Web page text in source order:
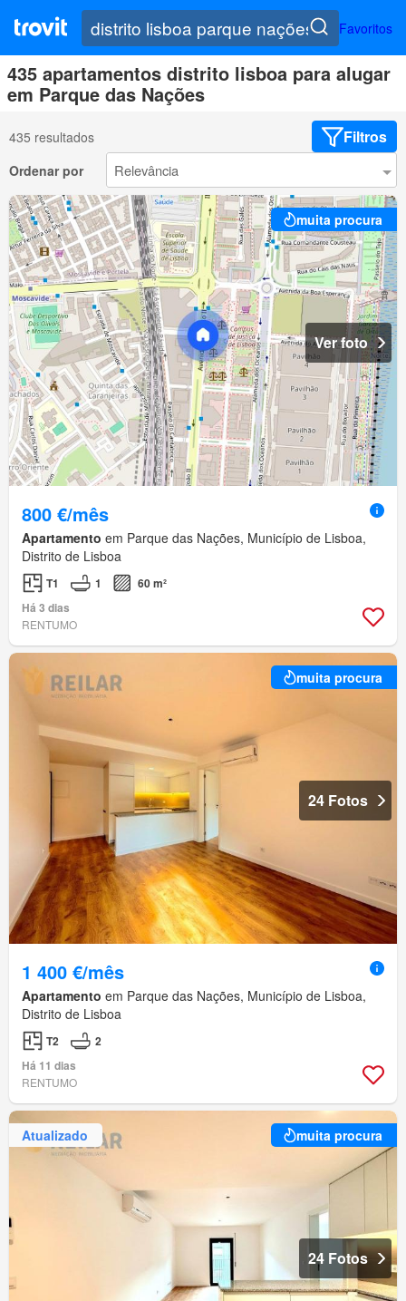
Favoritos
435 apartamentos distrito lisboa para alugar
em Parque das Nações
435 resultados Filtros
Ordenar por
muita procura
Ver foto
800 €/mês
Apartamento em Parque das Nações, Município de Lisboa,
Distrito de Lisboa
T1 1
60 m²
Há 3 dias
RENTUMO
muita procura
24 Fotos
1 400 €/mês
Apartamento em Parque das Nações, Município de Lisboa,
Distrito de Lisboa
T2
2
Há 11 dias
RENTUMO
Atualizado muita procura
24 Fotos